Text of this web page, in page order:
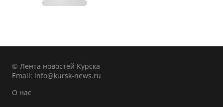
© Лента новостей Курска
Email: info@kursk-news.ru
О нас